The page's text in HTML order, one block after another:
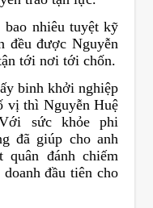
bao nhiêu tuyệt kỹ
đều được Nguyễn
tới nơi tới chốn.
binh khởi nghiệp
vị thì Nguyễn Huệ
sức khỏe phi
đã giúp cho anh
đánh chiếm
đầu tiên cho